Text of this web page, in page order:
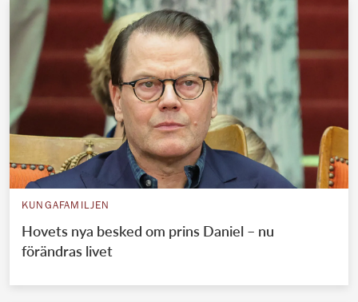
KUNGAFAMILJEN
Hovets nya besked om prins Daniel – nu
förändras livet